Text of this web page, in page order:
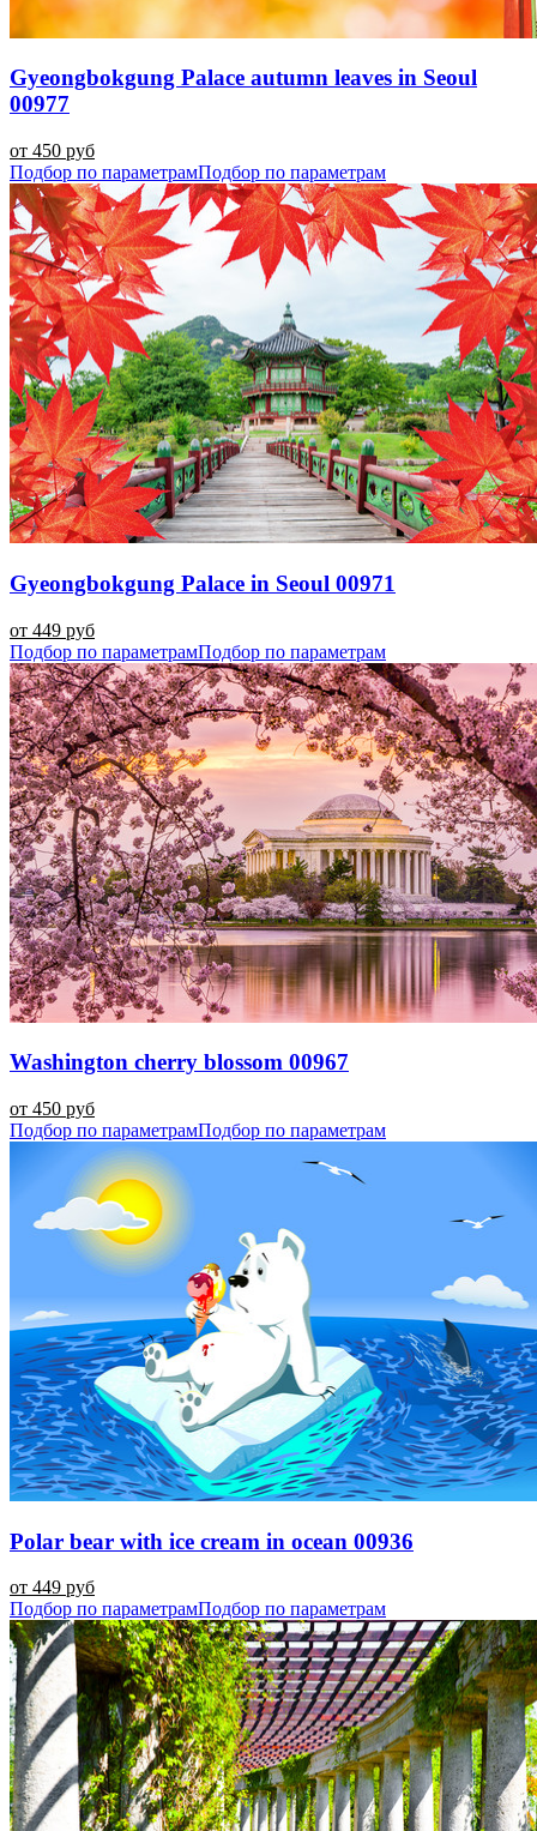
Gyeongbokgung Palace autumn leaves in Seoul
00977
от 450 руб
Подбор по параметрамПодбор по параметрам
Gyeongbokgung Palace in Seoul 00971
от 449 руб
Подбор по параметрамПодбор по параметрам
Washington cherry blossom 00967
от 450 руб
Подбор по параметрамПодбор по параметрам
Polar bear with ice cream in ocean 00936
от 449 руб
Подбор по параметрамПодбор по параметрам